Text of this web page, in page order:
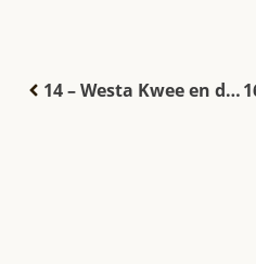
14 – Westa Kwee en de familie Djie